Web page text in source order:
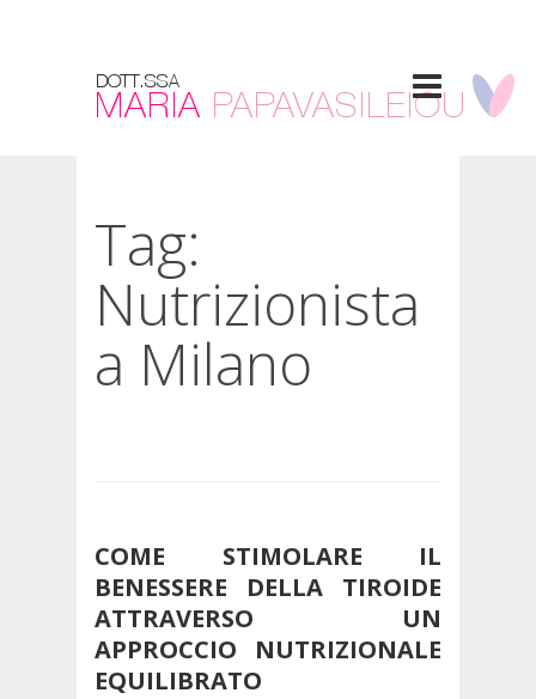
Tag:
Nutrizionista
a Milano
COME STIMOLARE IL
BENESSERE DELLA TIROIDE
ATTRAVERSO UN
APPROCCIO NUTRIZIONALE
EQUILIBRATO